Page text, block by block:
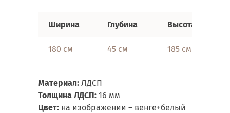
Ширина Глубина Высота
180 см 45 см 185 см
Материал: ЛДСП
Толщина ЛДСП: 16 мм
Цвет: на изображении – венге+белый